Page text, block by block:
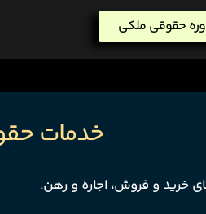
حقوقی ملکی
خدمات
خرید و فروش، اجاره و رهن.